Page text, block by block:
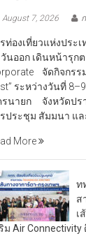
August 7, 2026
ท่องเที่ยวแห่งประ
นออก เดินหน้ารุก
จัดกิจกรรม
ระหว่างวันที่
นายก จังหวัดปร
ประชุม สัมมนา แล
More
ท
ส
เ
ม Air